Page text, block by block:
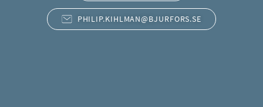
PHILIP.KIHLMAN@BJURFORS.SE